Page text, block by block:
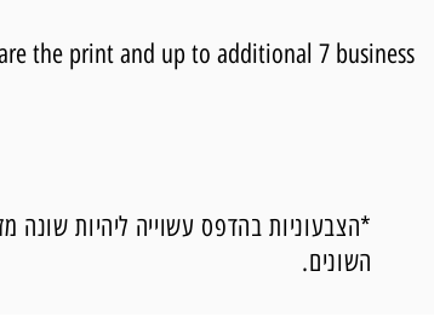
the print and up to additional 7 business
*הצבעוניות בהדפס עשוייה ליהיות שונה
השונים.